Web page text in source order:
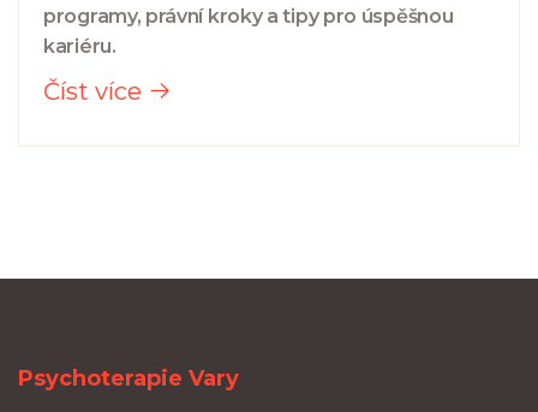
programy, právní kroky a tipy pro úspěšnou
kariéru.
Číst více
Psychoterapie Vary